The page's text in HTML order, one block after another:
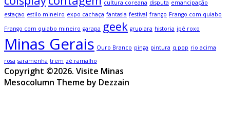
cultura coreana disputa emancipação
estaçao estilo mineiro expo cachaça fantasia festival frango Frango com quiabo
Frango com quiabo mineiro garapa geek grupiara historia ipê roxo
Minas Gerais Ouro Branco pinga pintura q.pop rio acima
rosa saramenha trem zé ramalho
Copyright ©2026. Visite Minas
Mesocolumn Theme by Dezzain